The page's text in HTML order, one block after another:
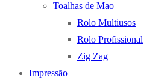
Toalhas de Mao
Rolo Multiusos
Rolo Profissional
Zig Zag
Impressão